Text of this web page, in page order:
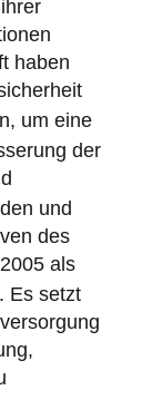
haben
um eine
der
und
des
als
Es setzt